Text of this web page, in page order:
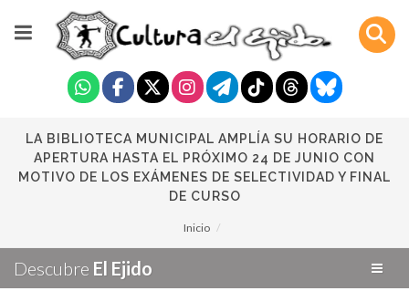
LA BIBLIOTECA MUNICIPAL AMPLÍA SU HORARIO DE
APERTURA HASTA EL PRÓXIMO 24 DE JUNIO CON
MOTIVO DE LOS EXÁMENES DE SELECTIVIDAD Y FINAL
DE CURSO
Inicio
Descubre El Ejido